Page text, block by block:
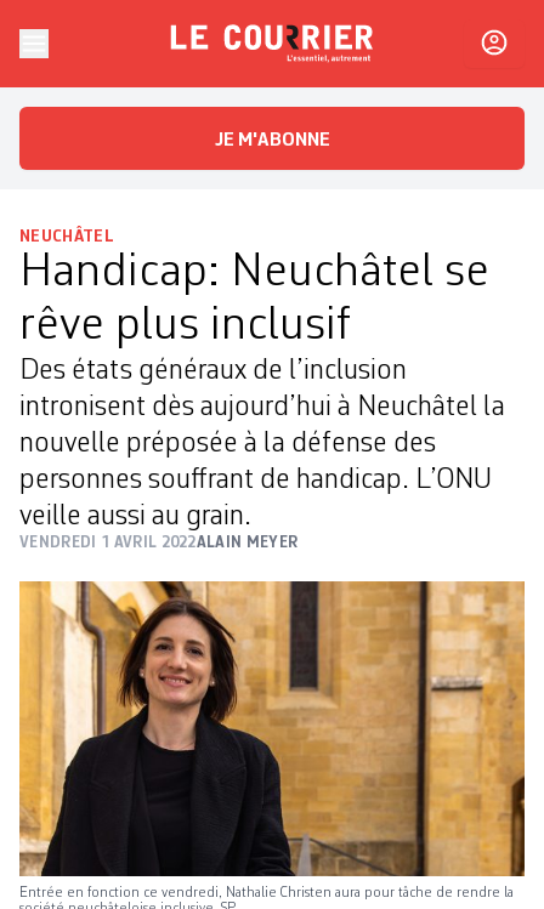
Le CourrierL'essentiel, autrement
JE M'ABONNE
NEUCHÂTEL
Handicap: Neuchâtel se
rêve plus inclusif
Des états généraux de l’inclusion
intronisent dès aujourd’hui à Neuchâtel la
nouvelle préposée à la défense des
personnes souffrant de handicap. L’ONU
veille aussi au grain.
VENDREDI 1 AVRIL 2022ALAIN MEYER
Entrée en fonction ce vendredi, Nathalie Christen aura pour tâche de rendre la